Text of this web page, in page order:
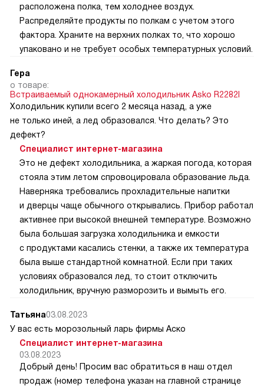
расположена полка, тем холоднее воздух.
Распределяйте продукты по полкам с учетом этого
фактора. Храните на верхних полках то, что хорошо
упаковано и не требует особых температурных условий.
Гера
о товаре:
Встраиваемый однокамерный холодильник Asko R2282I
Холодильник купили всего 2 месяца назад, а уже
не только иней, а лед образовался. Что делать? Это
дефект?
Специалист интернет-магазина
Это не дефект холодильника, а жаркая погода, которая
стояла этим летом спровоцировала образование льда.
Наверняка требовались прохладительные напитки
и дверцы чаще обычного открывались. Прибор работал
активнее при высокой внешней температуре. Возможно
была большая загрузка холодильника и емкости
с продуктами касались стенки, а также их температура
была выше стандартной комнатной. Если при таких
условиях образовался лед, то стоит отключить
холодильник, вручную разморозить и вымыть его.
Татьяна03.08.2023
У вас есть морозольный ларь фирмы Аско
Специалист интернет-магазина
03.08.2023
Добрый день! Просим вас обратиться в наш отдел
продаж (номер телефона указан на главной странице